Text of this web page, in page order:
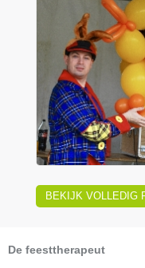
BEKIJK VOLLEDIG
De feesttherapeut